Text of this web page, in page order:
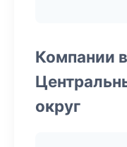
Компании
округ